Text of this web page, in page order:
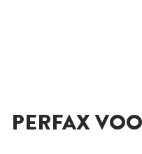
PERFAX